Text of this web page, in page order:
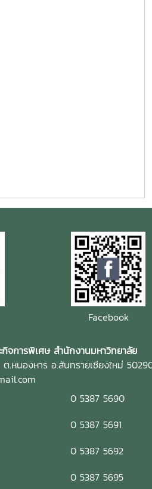
Facebook
จการพิเศษ สำนักงานมหาวิทยาลัย
.หนองหาร อ.สันทรายเชียงใหม่
ร
0 5387 5690
งิน
0 5387 5691
เศษ
0 5387 5692
ชุม
0 5387 5695